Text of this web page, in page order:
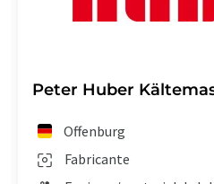
Peter Huber
Fabricante
Offenburg